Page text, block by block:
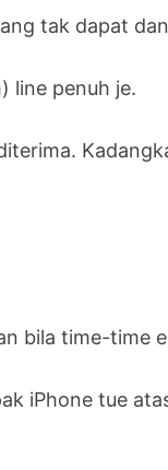
tak dapat
line penuh je.
bila time-time
iPhone tue